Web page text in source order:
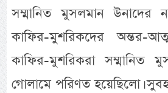
সম্মানিত মুসলমান উনাদের
কাফির-মুশরিকদের অন্তর-
কাফির-মুশরিকরা সম্মানিত
গোলামে পরিণত হয়েছিলো।